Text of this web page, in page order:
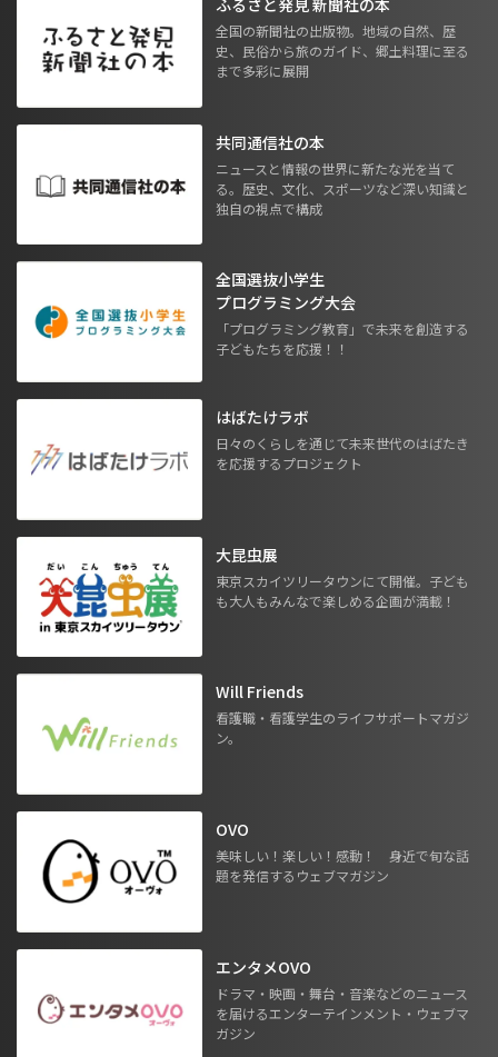
全国の新聞社の出版物。地域の自然、歴
史、民俗から旅のガイド、郷土料理に至る
まで多彩に展開
共同通信社の本
ニュースと情報の世界に新たな光を当て
る。歴史、文化、スポーツなど深い知識と
独自の視点で構成
全国選抜小学生
プログラミング大会
「プログラミング教育」で未来を創造する
子どもたちを応援！！
はばたけラボ
日々のくらしを通じて未来世代のはばたき
を応援するプロジェクト
大昆虫展
東京スカイツリータウンにて開催。子ども
も大人もみんなで楽しめる企画が満載！
Will Friends
看護職・看護学生のライフサポートマガジ
ン。
OVO
美味しい！楽しい！感動！ 身近で旬な話
題を発信するウェブマガジン
エンタメOVO
ドラマ・映画・舞台・音楽などのニュース
を届けるエンターテインメント・ウェブマ
ガジン